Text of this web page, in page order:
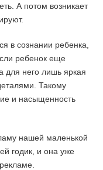
А потом возникает
в сознании ребенка,
ребенок еще
для него лишь яркая
Такому
и насыщенность
нашей маленькой
годик, и она уже